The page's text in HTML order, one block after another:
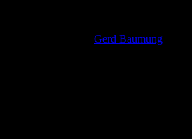
Gerd Baumung